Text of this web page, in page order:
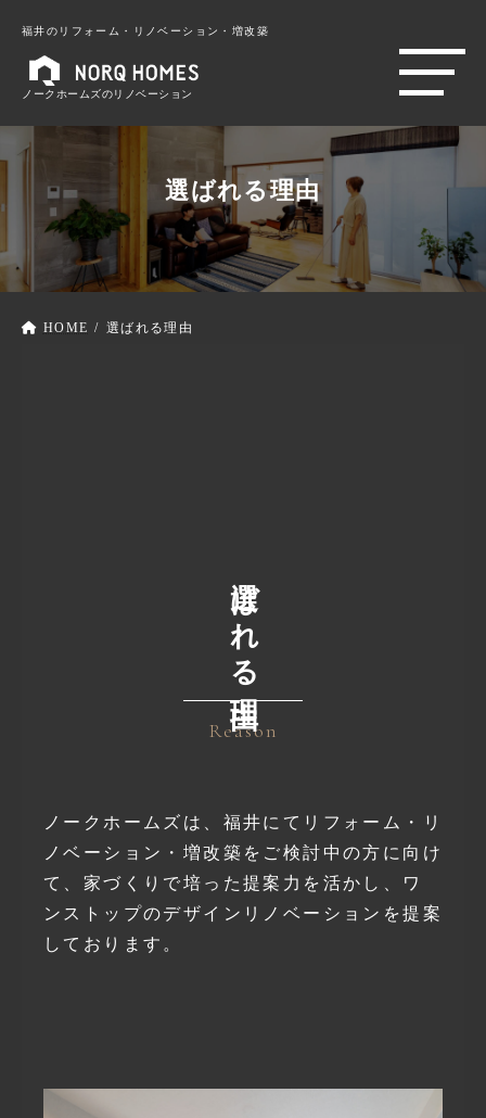
福井のリフォーム・リノベーション・増改築
ノークホームズのリノベーション
選ばれる理由
HOME 選ばれる理由
選ばれる理由
Reason
ノークホームズは、 福井にてリフォーム・リ
ノベーション・増改築をご検討中の方に向け
て、 家づくりで培った提案力を活かし、
ワ
ンストップのデザインリノベーションを提案
しております。